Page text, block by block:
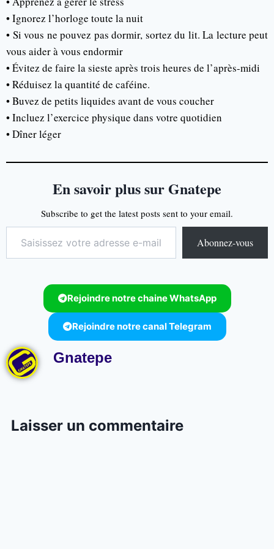
• Ignorez l’horloge toute la nuit
• Si vous ne pouvez pas dormir, sortez du lit. La lecture peut
vous aider à vous endormir
• Évitez de faire la sieste après trois heures de l’après-midi
• Réduisez la quantité de caféine.
• Buvez de petits liquides avant de vous coucher
• Incluez l’exercice physique dans votre quotidien
• Dîner léger
En savoir plus sur Gnatepe
Subscribe to get the latest posts sent to your email.
Abonnez-vous
Rejoindre notre chaine WhatsApp
Rejoindre notre canal Telegram
Gnatepe
Laisser un commentaire